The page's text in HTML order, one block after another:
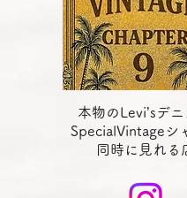
本物のLevi’sデ
SpecialVintageシ
同時に見れる